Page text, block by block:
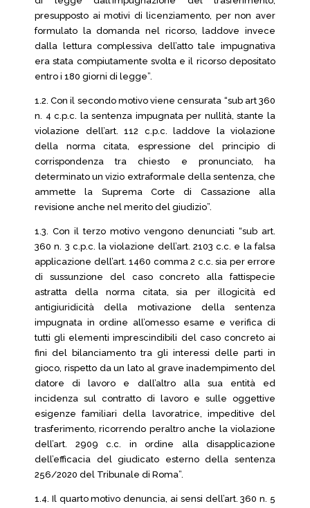
presupposto ai motivi di licenziamento, per non aver
formulato la domanda nel ricorso, laddove invece
dalla lettura complessiva dell’atto tale impugnativa
era stata compiutamente svolta e il ricorso depositato
entro i 180 giorni di legge”.
1.2. Con il secondo motivo viene censurata “sub art 360
n. 4 c.p.c. la sentenza impugnata per nullità, stante la
violazione dell’art. 112 c.p.c. laddove la violazione
della norma citata, espressione del principio di
corrispondenza tra chiesto e pronunciato, ha
determinato un vizio extraformale della sentenza, che
ammette la Suprema Corte di Cassazione alla
revisione anche nel merito del giudizio”.
1.3. Con il terzo motivo vengono denunciati “sub art.
360 n. 3 c.p.c. la violazione dell’art. 2103 c.c. e la falsa
applicazione dell’art. 1460 comma 2 c.c. sia per errore
di sussunzione del caso concreto alla fattispecie
astratta della norma citata, sia per illogicità ed
antigiuridicità della motivazione della sentenza
impugnata in ordine all’omesso esame e verifica di
tutti gli elementi imprescindibili del caso concreto ai
fini del bilanciamento tra gli interessi delle parti in
gioco, rispetto da un lato al grave inadempimento del
datore di lavoro e dall’altro alla sua entità ed
incidenza sul contratto di lavoro e sulle oggettive
esigenze familiari della lavoratrice, impeditive del
trasferimento, ricorrendo peraltro anche la violazione
dell’art. 2909 c.c. in ordine alla disapplicazione
dell’efficacia del giudicato esterno della sentenza
256/2020 del Tribunale di Roma”.
1.4. Il quarto motivo denuncia, ai sensi dell’art. 360 n. 5